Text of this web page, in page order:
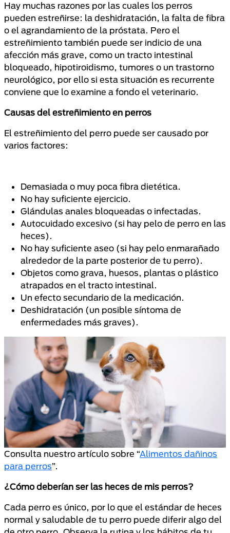
Hay muchas razones por las cuales los perros
pueden estreñirse: la deshidratación, la falta de fibra
o el agrandamiento de la próstata. Pero el
estreñimiento también puede ser indicio de una
afección más grave, como un tracto intestinal
bloqueado, hipotiroidismo, tumores o un trastorno
neurológico, por ello si esta situación es recurrente
conviene que lo examine a fondo el veterinario.
Causas del estreñimiento en perros
El estreñimiento del perro puede ser causado por
varios factores:
Demasiada o muy poca fibra dietética.
No hay suficiente ejercicio.
Glándulas anales bloqueadas o infectadas.
Autocuidado excesivo (si hay pelo de perro en las
heces).
No hay suficiente aseo (si hay pelo enmarañado
alrededor de la parte posterior de tu perro).
Objetos como grava, huesos, plantas o plástico
atrapados en el tracto intestinal.
Un efecto secundario de la medicación.
Deshidratación (un posible síntoma de
enfermedades más graves).
Consulta nuestro artículo sobre “Alimentos dañinos
para perros”.
¿Cómo deberían ser las heces de mis perros?
Cada perro es único, por lo que el estándar de heces
normal y saludable de tu perro puede diferir algo del